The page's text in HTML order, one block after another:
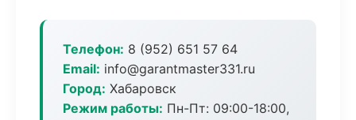
Телефон: 8 (952) 651 57 64
Email: info@garantmaster331.ru
Город: Хабаровск
Режим работы: Пн-Пт: 09:00-18:00,